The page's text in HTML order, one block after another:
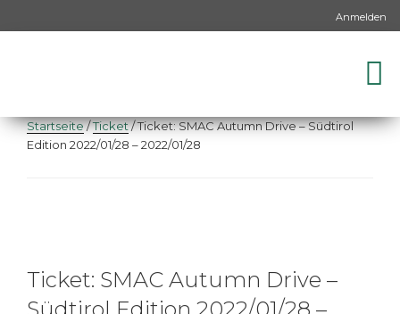
Anmelden
Startseite/Ticket/ Ticket: SMAC Autumn Drive – Südtirol
Edition 2022/01/28 – 2022/01/28
Ticket: SMAC Autumn Drive –
Südtirol Edition 2022/01/28 –